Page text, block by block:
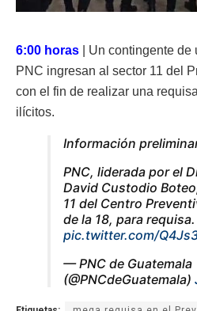
6:00 horas | Un contingente
PNC ingresan al sector 11 del
con el fin de realizar una
ilícitos.
Información
PNC, liderada por el
David Custodio
11 del Centro
de la 18, para requisa.
pic.twitter.com/
— PNC de Guatemala
(@PNCdeGuatemala)